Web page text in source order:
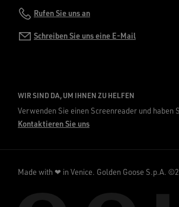
Rufen Sie uns an
Schreiben Sie uns eine E-Mail
WIR SIND DA, UM IHNEN ZU HELFEN
Verwenden Sie einen Screenreader und haben
Kontaktieren Sie uns
Made with ❤ in Venice. Golden Goose S.p.A.